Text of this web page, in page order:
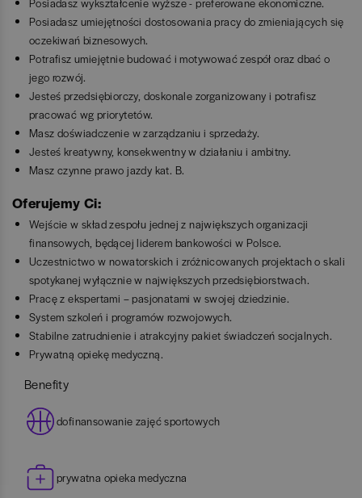
Posiadasz umiejętności dostosowania pracy do zmieniających się
oczekiwań biznesowych.
Potrafisz umiejętnie budować i motywować zespół oraz dbać o
jego rozwój.
Jesteś przedsiębiorczy, doskonale zorganizowany i potrafisz
pracować wg priorytetów.
Masz doświadczenie w zarządzaniu i sprzedaży.
Jesteś kreatywny, konsekwentny w działaniu i ambitny.
Masz czynne prawo jazdy kat. B.
Oferujemy Ci:
Wejście w skład zespołu jednej z największych organizacji
finansowych, będącej liderem bankowości w Polsce.
Uczestnictwo w nowatorskich i zróżnicowanych projektach o skali
spotykanej wyłącznie w największych przedsiębiorstwach.
Pracę z ekspertami – pasjonatami w swojej dziedzinie.
System szkoleń i programów rozwojowych.
Stabilne zatrudnienie i atrakcyjny pakiet świadczeń socjalnych.
Prywatną opiekę medyczną.
Benefity
dofinansowanie zajęć sportowych
prywatna opieka medyczna